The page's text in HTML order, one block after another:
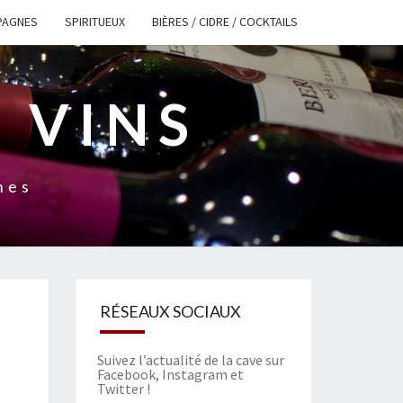
SPIRITUEUX BIÈRES / CIDRE / COCKTAILS
VINS
RÉSEAUX SOCIAUX
Suivez l’actualité de la cave sur
Facebook, Instagram et
Twitter!